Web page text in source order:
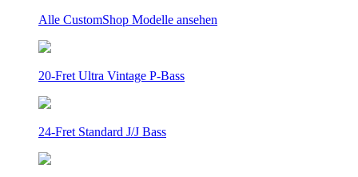
Alle CustomShop Modelle ansehen
20-Fret Ultra Vintage P-Bass
24-Fret Standard J/J Bass